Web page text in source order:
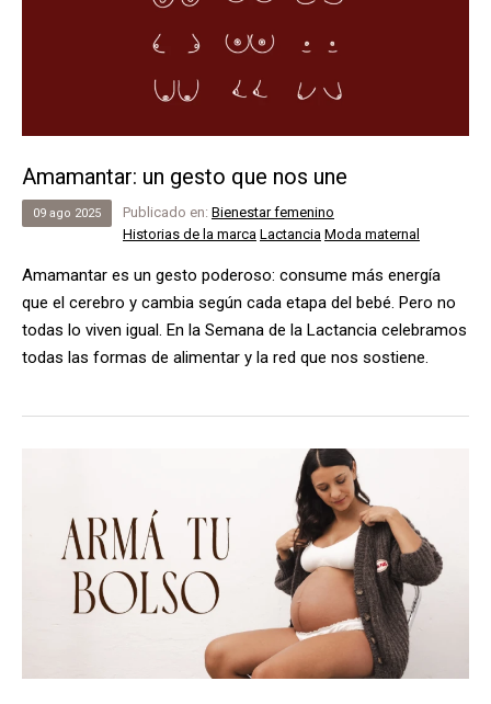
Amamantar: un gesto que nos une
09 ago 2025 Publicado en: Bienestar femenino
Historias de la marca Lactancia Moda maternal
Amamantar es un gesto poderoso: consume más energía
que el cerebro y cambia según cada etapa del bebé. Pero no
todas lo viven igual. En la Semana de la Lactancia celebramos
todas las formas de alimentar y la red que nos sostiene.